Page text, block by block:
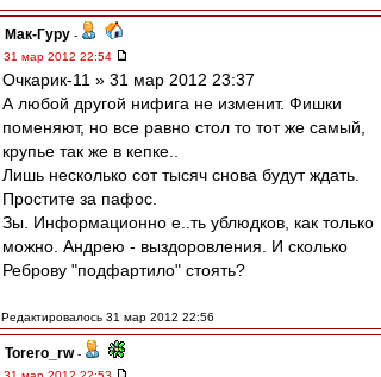
Мак-Гуру -
31 мар 2012 22:54
Очкарик-11 » 31 мар 2012 23:37
А любой другой нифига не изменит. Фишки
поменяют, но все равно стол то тот же самый,
крупье так же в кепке..
Лишь несколько сот тысяч снова будут ждать.
Простите за пафос.
Зы. Информационно е..ть ублюдков, как только
можно. Андрею - выздоровления. И сколько
Реброву "подфартило" стоять?
Редактировалось 31 мар 2012 22:56
Torero_rw-